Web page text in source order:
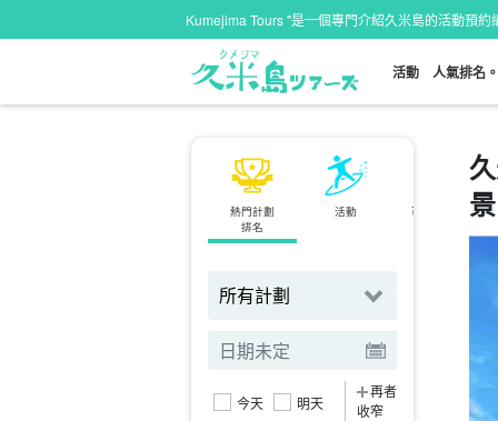
Kumejima Tours "是一個專門介紹久米島的活動預約
活動 人氣排名。
熱門計劃
排名
活動
可當天預約
今天 明天
再者
收窄